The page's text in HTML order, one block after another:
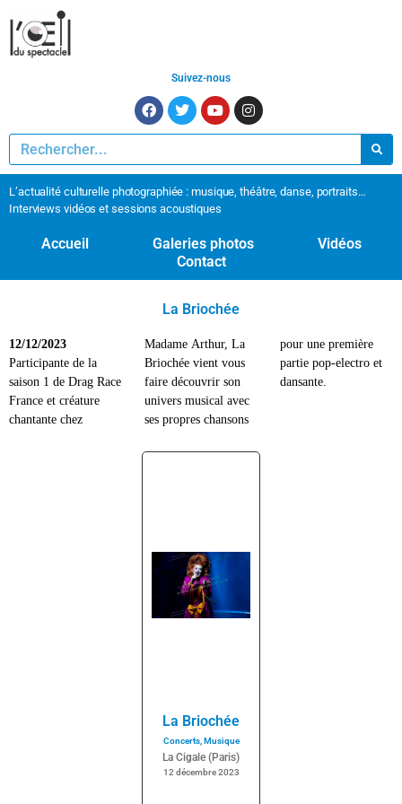
Suivez-nous
L’actualité culturelle photographiée : musique, théâtre, danse, portraits…
Interviews vidéos et sessions acoustiques
Accueil Galeries photos
Vidéos
Contact
La Briochée
12/12/2023
Participante de la
saison 1 de Drag Race
France et créature
chantante chez
Madame Arthur, La
Briochée vient vous
faire découvrir son
univers musical avec
ses propres chansons
pour une première
partie pop-electro et
dansante.
La Briochée
Concerts,Musique
La Cigale (Paris)
12 décembre 2023